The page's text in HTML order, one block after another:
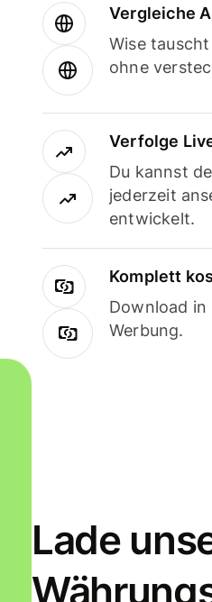
Vergleiche
Wise
ohne
Verfolge
Du kannst
jederzeit
entwickelt.
Komplett
Download in
Werbung.
Lade